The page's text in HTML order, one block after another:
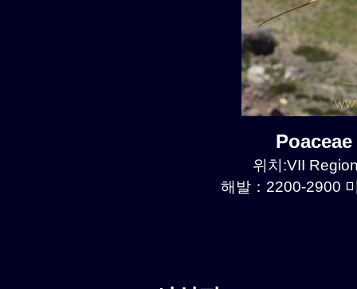
위치:VII
해발：2200-2900